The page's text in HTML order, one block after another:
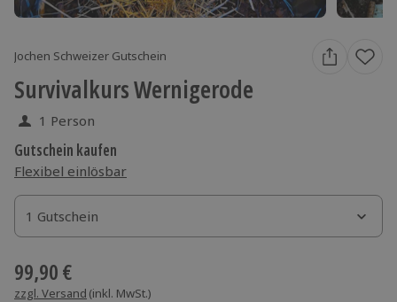
Jochen Schweizer Gutschein
Survivalkurs Wernigerode
1 Person
Gutschein kaufen
Flexibel einlösbar
1 Gutschein
1 Gutschein
1 Gutschein
99,90 €
zzgl. Versand (inkl. MwSt.)